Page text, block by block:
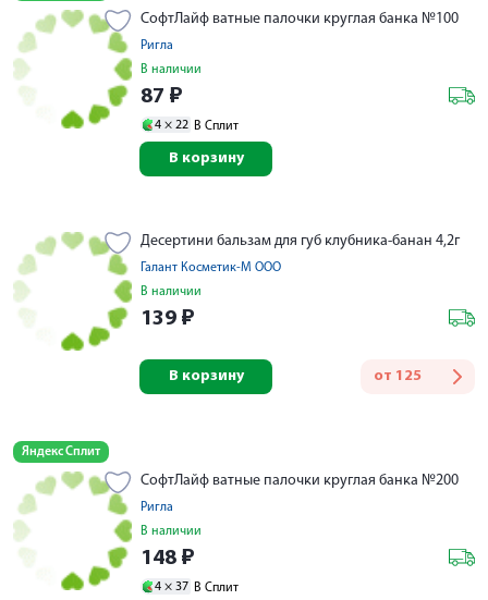
СофтЛайф ватные палочки круглая банка №100
Ригла
В наличии
87 ₽
4 × 22 В Сплит
В корзину
Десертини бальзам для губ клубника-банан 4,2г
Галант Косметик-М ООО
В наличии
139 ₽
от 125
В корзину
Яндекс Сплит
СофтЛайф ватные палочки круглая банка №200
Ригла
В наличии
148 ₽
4 × 37 В Сплит